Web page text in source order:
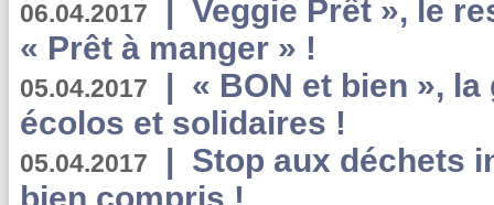
06.04.2017 | Veggie Prêt », le
« Prêt à manger » !
05.04.2017 | « BON et bien »,
écolos et solidaires !
05.04.2017 | Stop aux déchets